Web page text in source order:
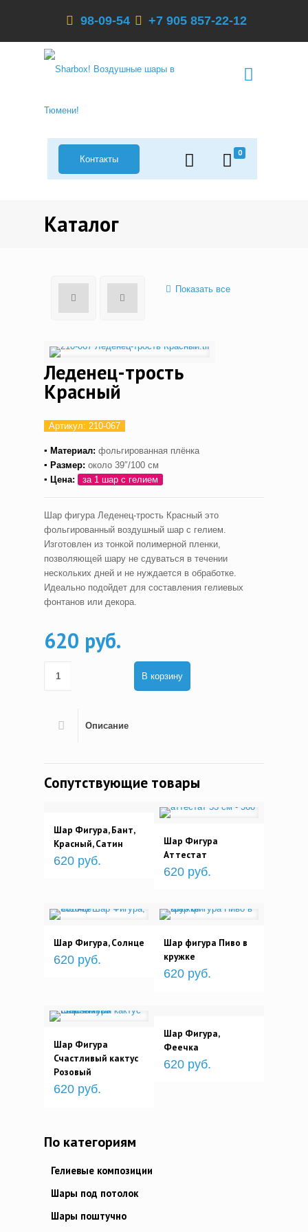
98-09-54 +7 905 857-22-12
0
Контакты
Каталог
Показать все
Леденец-трость
Красный
Артикул: 210-067
▪ Материал: фольгированная плёнка
▪ Размер: около 39″/100 см
▪ Цена:
за 1 шар с гелием
Шар фигура Леденец-трость Красный это
фольгированный воздушный шар с гелием.
Изготовлен из тонкой полимерной пленки,
позволяющей шару не сдуваться в течении
нескольких дней и не нуждается в обработке.
Идеально подойдет для составления гелиевых
фонтанов или декора.
620 руб.
В корзину
Описание
Сопутствующие товары
Шар Фигура, Бант,
Красный, Сатин
620 руб.
Шар Фигура
Аттестат
620 руб.
Шар Фигура, Солнце
620 руб.
Шар фигура Пиво в
кружке
620 руб.
Шар Фигура
Счастливый кактус
Розовый
620 руб.
Шар Фигура,
Феечка
620 руб.
По категориям
Гелиевые композиции
Шары под потолок
Шары поштучно